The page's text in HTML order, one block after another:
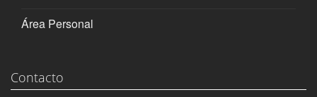
Área Personal
Contacto